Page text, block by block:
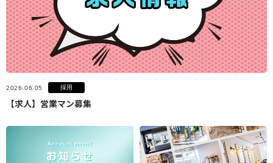
2026.06.05 採用
【求人】営業マン募集